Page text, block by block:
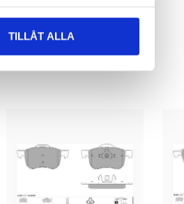
TILLÅT ALLA